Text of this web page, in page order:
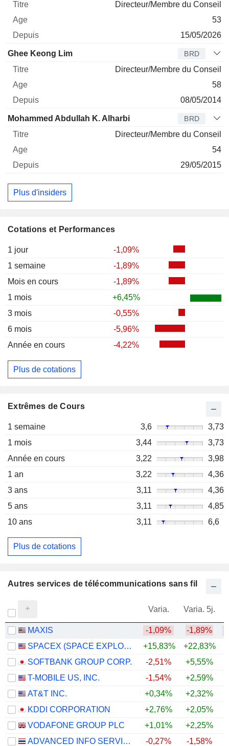
Cotations et Performances
1 jour
-1,09%
1 semaine
-1,89%
Mois en cours
-1,89%
1 mois
+6,45%
3 mois
-0,55%
6 mois
-5,96%
Année en cours
-4,22%
Plus de cotations
Extrêmes de Cours
1 semaine 3,6
3,73
1 mois
3,44
3,73
Année en cours
3,22
3,98
1 an
3,22
4,36
3 ans
3,11
4,36
5 ans
3,11
4,85
10 ans
3,11 6,6
Plus de cotations
Directeur/Membre du Conseil
53
15/05/2026
Ghee Keong Lim BRD
Directeur/Membre du Conseil
58
08/05/2014
Mohammed Abdullah K. Alharbi BRD
Directeur/Membre du Conseil
54
29/05/2015
Plus d'insiders
Autres services de télécommunications sans fil
Varia. Varia. 5j.
MAXIS -1,09% -1,89%
SPACEX (SPACE EXPLORATION TECHNOLOGIES)
+15,83%
+22,83%
SOFTBANK GROUP CORP.
-2,51% +5,55%
T-MOBILE US, INC.
-1,54% +2,59%
AT&T INC.
+0,34% +2,32%
KDDI CORPORATION
+2,76% +2,05%
VODAFONE GROUP PLC
+1,01% +2,25%
ADVANCED INFO SERVICE
-0,27% -1,58%